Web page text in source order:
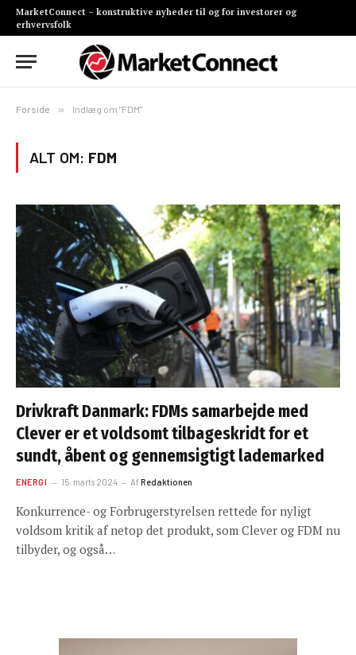
MarketConnect – konstruktive nyheder til og for investorer og
erhvervsfolk
Forside » Indlæg om "FDM"
ALT OM: FDM
Drivkraft Danmark: FDMs samarbejde med
Clever er et voldsomt tilbageskridt for et
sundt, åbent og gennemsigtigt lademarked
ENERGI 15. marts 2024 AfRedaktionen
Konkurrence- og Forbrugerstyrelsen rettede for nyligt
voldsom kritik af netop det produkt, som Clever og FDM nu
tilbyder, og også…